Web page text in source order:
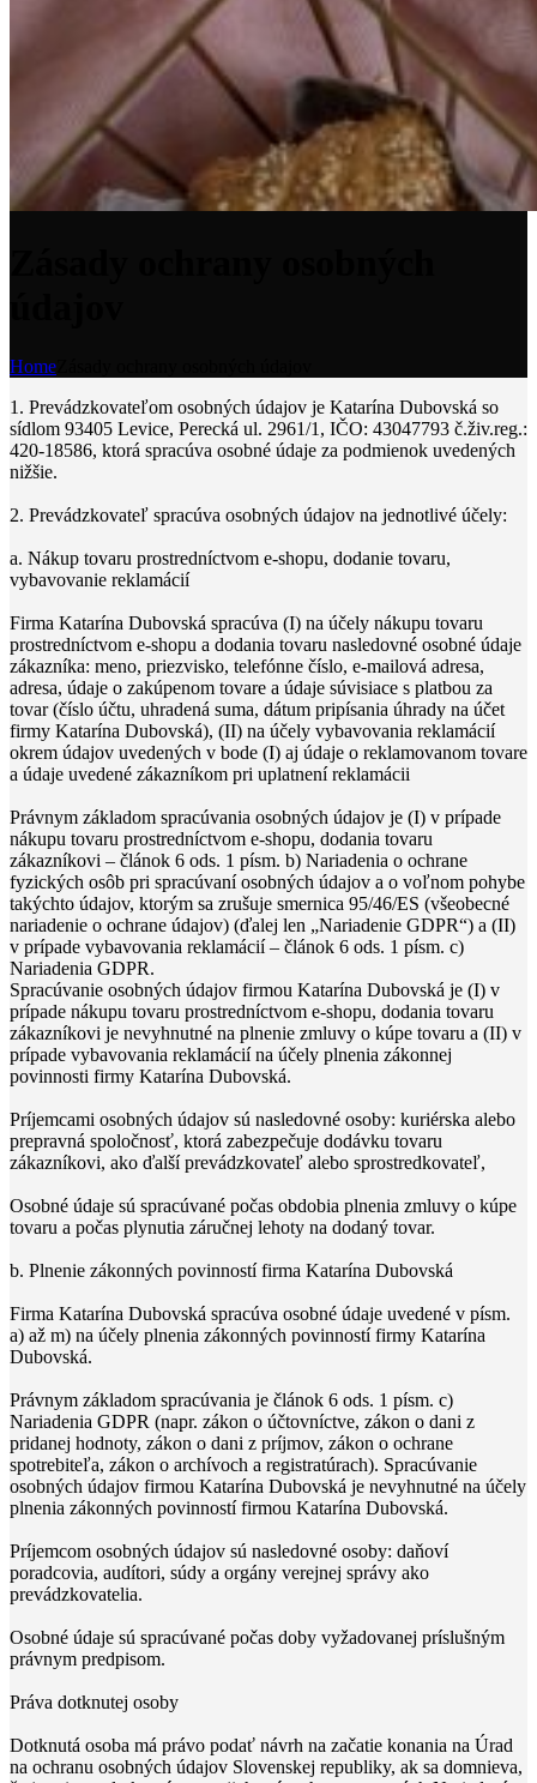
Home
1. Prevádzkovateľom osobných údajov je Katarína Dubovská so
sídlom 93405 Levice, Perecká ul. 2961/1, IČO: 43047793 č.živ.reg.:
420-18586, ktorá spracúva osobné údaje za podmienok uvedených
nižšie.
2. Prevádzkovateľ spracúva osobných údajov na jednotlivé účely:
a. Nákup tovaru prostredníctvom e-shopu, dodanie tovaru,
vybavovanie reklamácií
Firma Katarína Dubovská spracúva (I) na účely nákupu tovaru
prostredníctvom e-shopu a dodania tovaru nasledovné osobné údaje
zákazníka: meno, priezvisko, telefónne číslo, e-mailová adresa,
adresa, údaje o zakúpenom tovare a údaje súvisiace s platbou za
tovar (číslo účtu, uhradená suma, dátum pripísania úhrady na účet
firmy Katarína Dubovská), (II) na účely vybavovania reklamácií
okrem údajov uvedených v bode (I) aj údaje o reklamovanom tovare
a údaje uvedené zákazníkom pri uplatnení reklamácii
Právnym základom spracúvania osobných údajov je (I) v prípade
nákupu tovaru prostredníctvom e-shopu, dodania tovaru
zákazníkovi – článok 6 ods. 1 písm. b) Nariadenia o ochrane
fyzických osôb pri spracúvaní osobných údajov a o voľnom pohybe
takýchto údajov, ktorým sa zrušuje smernica 95/46/ES (všeobecné
nariadenie o ochrane údajov) (ďalej len „Nariadenie GDPR“) a (II)
v prípade vybavovania reklamácií – článok 6 ods. 1 písm. c)
Nariadenia GDPR.
Spracúvanie osobných údajov firmou Katarína Dubovská je (I) v
prípade nákupu tovaru prostredníctvom e-shopu, dodania tovaru
zákazníkovi je nevyhnutné na plnenie zmluvy o kúpe tovaru a (II) v
prípade vybavovania reklamácií na účely plnenia zákonnej
povinnosti firmy Katarína Dubovská.
Príjemcami osobných údajov sú nasledovné osoby: kuriérska alebo
prepravná spoločnosť, ktorá zabezpečuje dodávku tovaru
zákazníkovi, ako ďalší prevádzkovateľ alebo sprostredkovateľ,
Osobné údaje sú spracúvané počas obdobia plnenia zmluvy o kúpe
tovaru a počas plynutia záručnej lehoty na dodaný tovar.
b. Plnenie zákonných povinností firma Katarína Dubovská
Firma Katarína Dubovská spracúva osobné údaje uvedené v písm.
a) až m) na účely plnenia zákonných povinností firmy Katarína
Dubovská.
Právnym základom spracúvania je článok 6 ods. 1 písm. c)
Nariadenia GDPR (napr. zákon o účtovníctve, zákon o dani z
pridanej hodnoty, zákon o dani z príjmov, zákon o ochrane
spotrebiteľa, zákon o archívoch a registratúrach). Spracúvanie
osobných údajov firmou Katarína Dubovská je nevyhnutné na účely
plnenia zákonných povinností firmou Katarína Dubovská.
Príjemcom osobných údajov sú nasledovné osoby: daňoví
poradcovia, audítori, súdy a orgány verejnej správy ako
prevádzkovatelia.
Osobné údaje sú spracúvané počas doby vyžadovanej príslušným
právnym predpisom.
Práva dotknutej osoby
Dotknutá osoba má právo podať návrh na začatie konania na Úrad
na ochranu osobných údajov Slovenskej republiky, ak sa domnieva,